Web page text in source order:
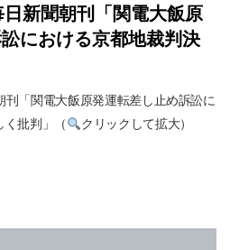
新聞朝刊「関電大飯原
における京都地裁判決
「関電大飯原発運転差し止め訴訟に
く批判」（
クリックして拡大）